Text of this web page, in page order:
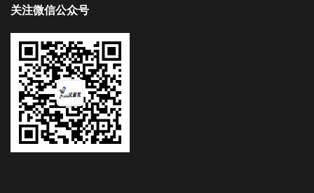
关注微信公众号